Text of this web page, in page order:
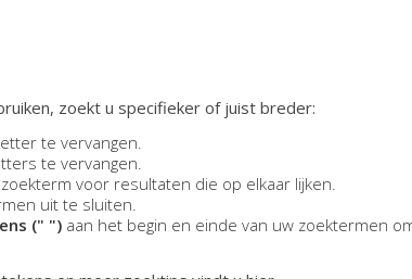
zoekt u specifieker of juist breder:
te vervangen.
te vervangen.
voor resultaten die op elkaar lijken.
uit te sluiten.
(" ") aan het begin en einde van uw zoektermen